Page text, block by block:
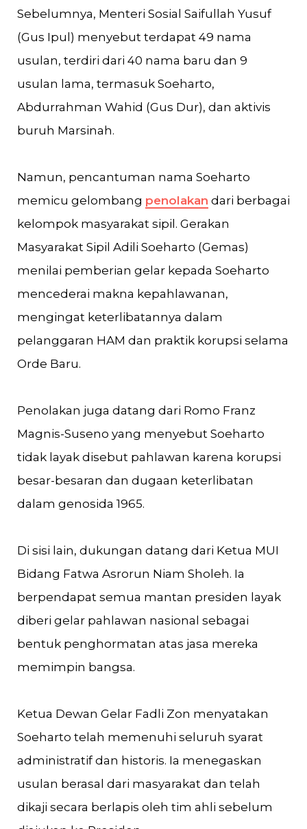
Sebelumnya, Menteri Sosial Saifullah Yusuf
(Gus Ipul) menyebut terdapat 49 nama
usulan, terdiri dari 40 nama baru dan 9
usulan lama, termasuk Soeharto,
Abdurrahman Wahid (Gus Dur), dan aktivis
buruh Marsinah.
Namun, pencantuman nama Soeharto
memicu gelombang penolakan dari berbagai
kelompok masyarakat sipil. Gerakan
Masyarakat Sipil Adili Soeharto (Gemas)
menilai pemberian gelar kepada Soeharto
mencederai makna kepahlawanan,
mengingat keterlibatannya dalam
pelanggaran HAM dan praktik korupsi selama
Orde Baru.
Penolakan juga datang dari Romo Franz
Magnis-Suseno yang menyebut Soeharto
tidak layak disebut pahlawan karena korupsi
besar-besaran dan dugaan keterlibatan
dalam genosida 1965.
Di sisi lain, dukungan datang dari Ketua MUI
Bidang Fatwa Asrorun Niam Sholeh. Ia
berpendapat semua mantan presiden layak
diberi gelar pahlawan nasional sebagai
bentuk penghormatan atas jasa mereka
memimpin bangsa.
Ketua Dewan Gelar Fadli Zon menyatakan
Soeharto telah memenuhi seluruh syarat
administratif dan historis. Ia menegaskan
usulan berasal dari masyarakat dan telah
dikaji secara berlapis oleh tim ahli sebelum